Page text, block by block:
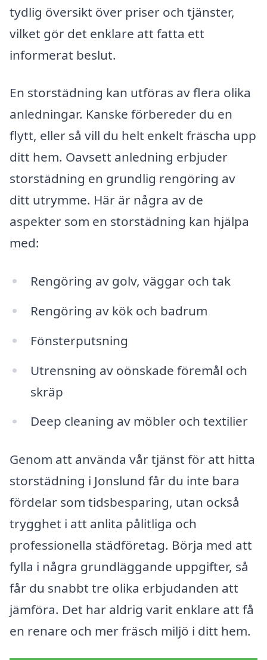
tydlig översikt över priser och tjänster,
vilket gör det enklare att fatta ett
informerat beslut.
En storstädning kan utföras av flera olika
anledningar. Kanske förbereder du en
flytt, eller så vill du helt enkelt fräscha upp
ditt hem. Oavsett anledning erbjuder
storstädning en grundlig rengöring av
ditt utrymme. Här är några av de
aspekter som en storstädning kan hjälpa
med:
Rengöring av golv, väggar och tak
Rengöring av kök och badrum
Fönsterputsning
Utrensning av oönskade föremål och
skräp
Deep cleaning av möbler och textilier
Genom att använda vår tjänst för att hitta
storstädning i Jonslund får du inte bara
fördelar som tidsbesparing, utan också
trygghet i att anlita pålitliga och
professionella städföretag. Börja med att
fylla i några grundläggande uppgifter, så
får du snabbt tre olika erbjudanden att
jämföra. Det har aldrig varit enklare att få
en renare och mer fräsch miljö i ditt hem.